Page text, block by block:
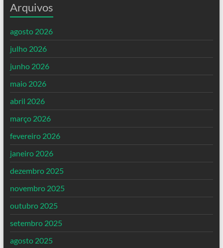
Arquivos
agosto 2026
julho 2026
junho 2026
maio 2026
abril 2026
março 2026
fevereiro 2026
janeiro 2026
dezembro 2025
novembro 2025
outubro 2025
setembro 2025
agosto 2025